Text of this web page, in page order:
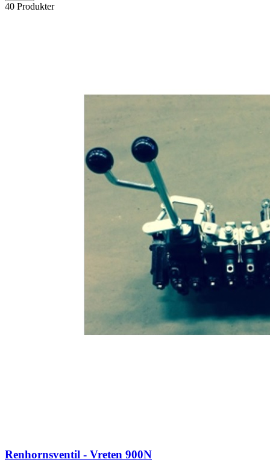
40 Produkter
Renhornsventil - Vreten 900N